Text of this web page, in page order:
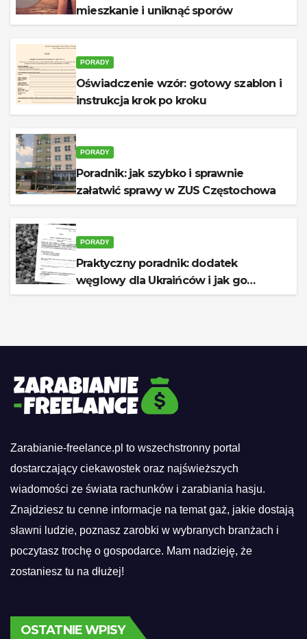
mieszkanie i uniknąć sporów
PORADY
Oświadczenie wzór: gotowy szablon i
instrukcja krok po kroku
PORADY
Poradnik: jak szybko i sprawnie
załatwić sprawy w ZUS Częstochowa
PORADY
Praktyczny poradnik: dodatek
węglowy dla Ukraińców i jak go
otrzymać
Zarabianie-freelance.pl to wszechstronny portal
dostarczający ciekawostek oraz najświeższych
wiadomości ze świata rachunków i zarabiania hasju.
Znajdziesz tu cenne informacje na temat gaż, jakie dostają
sławni ludzie, poznasz zarobki w wybranych branżach i
poczytasz trochę o gospodarce. Mam nadzieję, że
zostaniesz tu na dłużej!
OSTATNIE WPISY